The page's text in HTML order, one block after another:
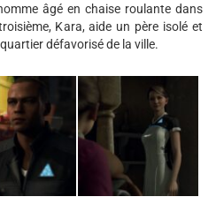
âgé en chaise roulante dans
Kara, aide un père isolé et
défavorisé de la ville.